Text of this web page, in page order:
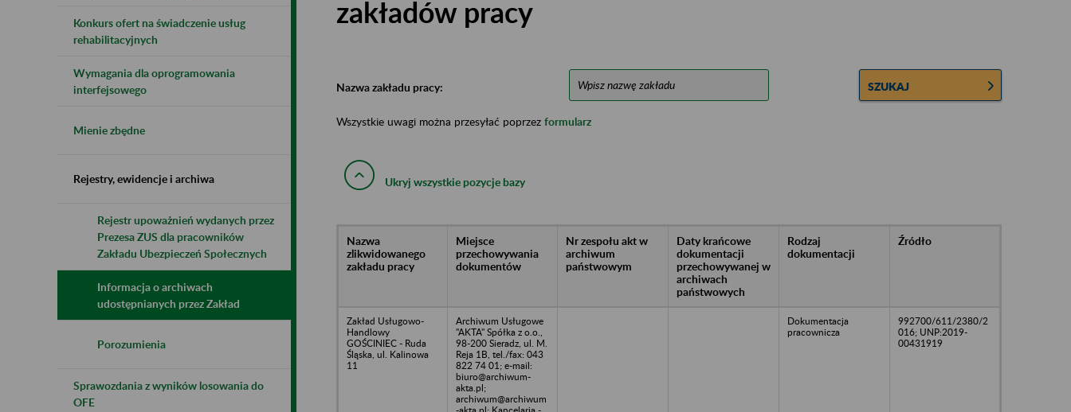
Konkurs ofert na świadczenie usług
rehabilitacyjnych
Wymagania dla oprogramowania
interfejsowego
Mienie zbędne
Rejestry, ewidencje i archiwa
Rejestr upoważnień wydanych przez
Prezesa ZUS dla pracowników
Zakładu Ubezpieczeń Społecznych
Informacja o archiwach
udostępnianych przez Zakład
Porozumienia
Sprawozdania z wyników losowania do
OFE
zakładów pracy
Nazwa zakładu pracy: SZUKAJ
Wszystkie uwagi można przesyłać poprzez formularz
Ukryj wszystkie pozycje bazy
Nazwa
zlikwidowanego
zakładu pracy
Miejsce
przechowywania
dokumentów
Nr zespołu akt w
archiwum
państwowym
Daty krańcowe
dokumentacji
przechowywanej w
archiwach
państwowych
Rodzaj
dokumentacji
Źródło
Zakład Usługowo-
Handlowy
GOŚCINIEC - Ruda
Śląska, ul. Kalinowa
11
Archiwum Usługowe
"AKTA" Spółka z o.o.,
98-200 Sieradz, ul. M.
Reja 1B, tel./fax: 043
822 74 01; e-mail:
biuro@archiwum-
akta.pl;
archiwum@archiwum
Dokumentacja
pracownicza
992700/611/2380/2
016; UNP:2019-
00431919